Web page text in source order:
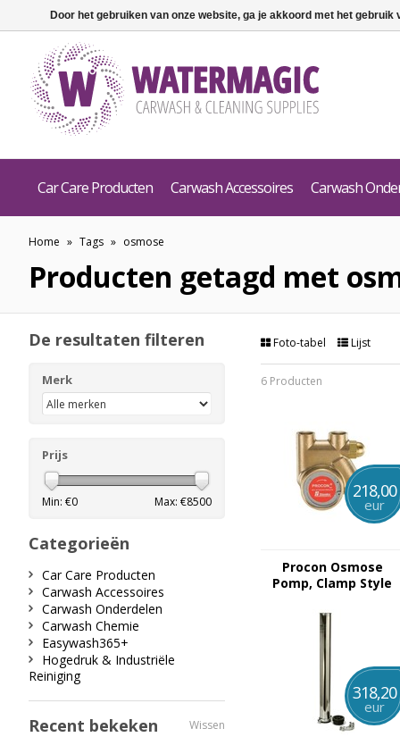
Car Care Producten Carwash Accessoires Carwash
Home » Tags » osmose
Producten getagd met
Foto-tabel Lijst
6 Producten
218,00
eur
Procon Osmose
Pomp, Clamp Style
318,20
eur
De resultaten filteren
Merk
Prijs
Min: €0 Max: €8500
Categorieën
Car Care Producten
Carwash Accessoires
Carwash Onderdelen
Carwash Chemie
Easywash365+
Hogedruk & Industriële
Reiniging
Recent bekeken Wissen
Door het gebruiken van onze website, ga je akkoord met het